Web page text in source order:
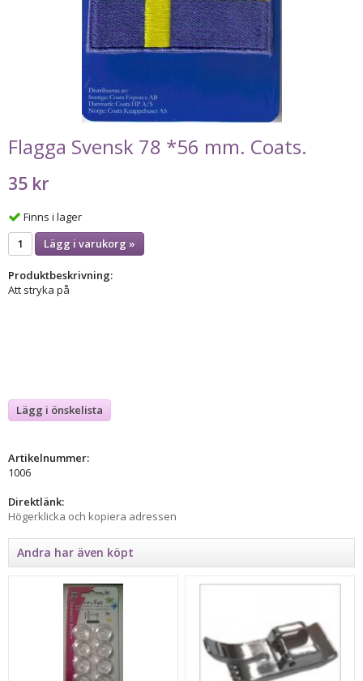
Flagga Svensk 78 *56 mm. Coats.
35 kr
Finns i lager
Lägg i varukorg »
Produktbeskrivning:
Att stryka på
Lägg i önskelista
Artikelnummer:
1006
Direktlänk:
Högerklicka och kopiera adressen
Andra har även köpt